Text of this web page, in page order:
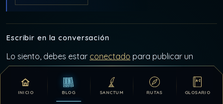
INICIO BLOG SANCTUM RUTAS GLOSARIO
Escribir en la conversación
Lo siento, debes estar conectado para publicar un
comentario.